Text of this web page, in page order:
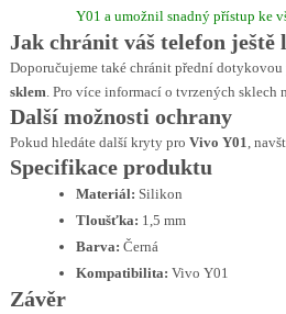
Y01 a umožnil snadný přístup ke
Jak chránit váš telefon ještě
Doporučujeme také chránit přední
sklem. Pro více informací o tvrzených sklech
Další možnosti ochrany
Pokud hledáte další kryty pro Vivo Y01,
Specifikace produktu
Materiál: Silikon
Tloušťka: 1,5 mm
Barva: Černá
Kompatibilita: Vivo Y01
Závěr